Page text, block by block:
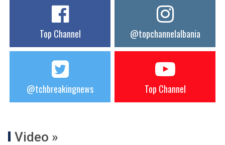
Top Channel @topchannelalbania
@tchbreakingnews Top Channel
Video »